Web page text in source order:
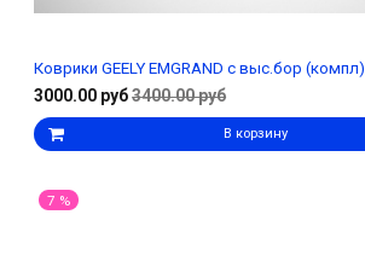
Коврики GEELY EMGRAND с выс.бор (компл)
3000.00 руб3400.00 руб
В корзину
7 %